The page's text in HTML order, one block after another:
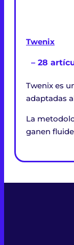
Twenix
– 28
Twenix es
adaptadas
La
ganen